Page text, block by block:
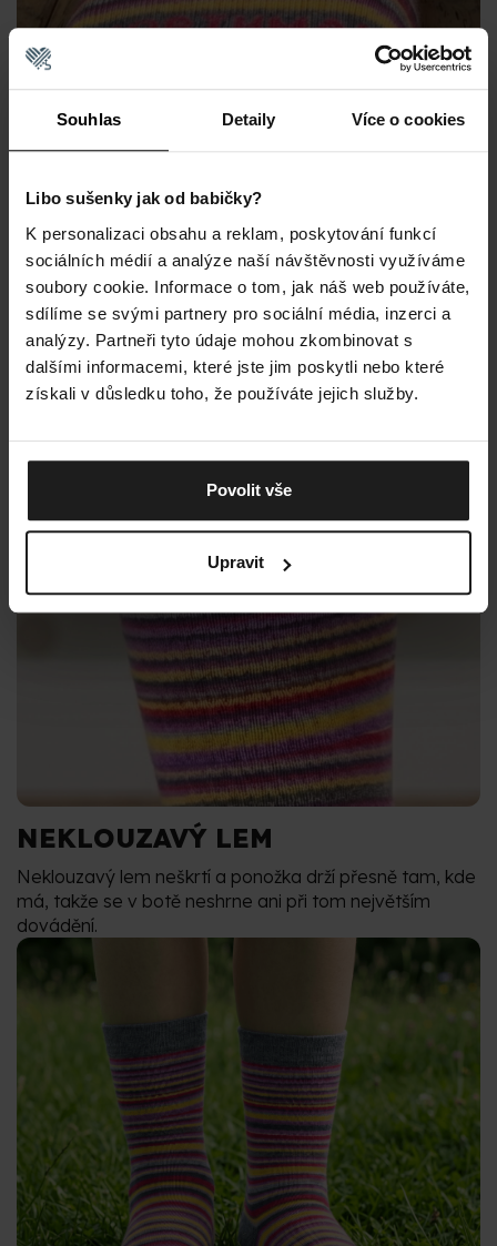
Souhlas Detaily Více o cookies
Libo sušenky jak od babičky?
K personalizaci obsahu a reklam, poskytování funkcí
sociálních médií a analýze naší návštěvnosti využíváme
soubory cookie. Informace o tom, jak náš web používáte,
sdílíme se svými partnery pro sociální média, inzerci a
analýzy. Partneři tyto údaje mohou zkombinovat s
dalšími informacemi, které jste jim poskytli nebo které
získali v důsledku toho, že používáte jejich služby.
Povolit vše
Upravit
BEZEŠVÁ ŠPICE
Bezešvá technologie uzavírání špice se postará o to,
že žádný puchýř nepřeruší ani ten nejepičtější den.
NEKLOUZAVÝ LEM
Neklouzavý lem neškrtí a ponožka drží přesně tam, kde
má, takže se v botě neshrne ani při tom největším
dovádění.